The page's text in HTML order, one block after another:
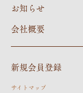
お知らせ
会社概要
新規会員登録
サイトマップ